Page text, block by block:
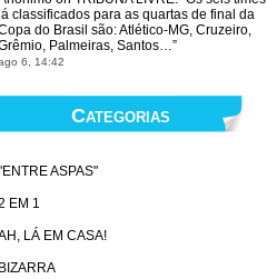
classificados para as quartas de final da
do Brasil são: Atlético-MG, Cruzeiro,
Palmeiras, Santos…”
6, 14:42
Categorias
ASPAS"
EM 1
LÁ EM CASA!
BIZARRA